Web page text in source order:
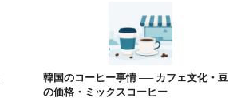
韓国のコーヒー事情 ── カフェ文化・豆
の価格・ミックスコーヒー